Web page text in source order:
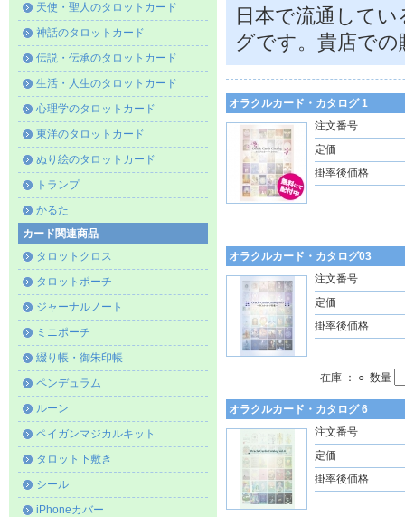
天使・聖人のタロットカード
神話のタロットカード
伝説・伝承のタロットカード
生活・人生のタロットカード
心理学のタロットカード
東洋のタロットカード
ぬり絵のタロットカード
トランプ
かるた
カード関連商品
タロットクロス
タロットポーチ
ジャーナルノート
ミニポーチ
綴り帳・御朱印帳
ペンデュラム
ルーン
ペイガンマジカルキット
タロット下敷き
シール
iPhoneカバー
日本で流通して
グです。貴店で
オラクルカード・カタログ 1
注文番号
定価
掛率後価格
オラクルカード・カタログ03
注文番号
定価
掛率後価格
在庫 ： ○ 数量
オラクルカード・カタログ 6
注文番号
定価
掛率後価格